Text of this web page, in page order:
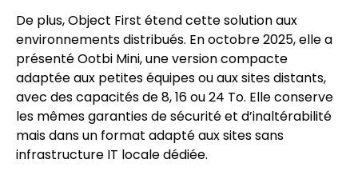
De plus, Object First étend cette solution aux
environnements distribués. En octobre 2025, elle a
présenté Ootbi Mini, une version compacte
adaptée aux petites équipes ou aux sites distants,
avec des capacités de 8, 16 ou 24 To. Elle conserve
les mêmes garanties de sécurité et d’inaltérabilité
mais dans un format adapté aux sites sans
infrastructure IT locale dédiée.